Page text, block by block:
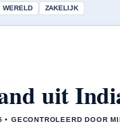
WERELD ZAKELIJK
uit
GECONTROLEERD DOOR